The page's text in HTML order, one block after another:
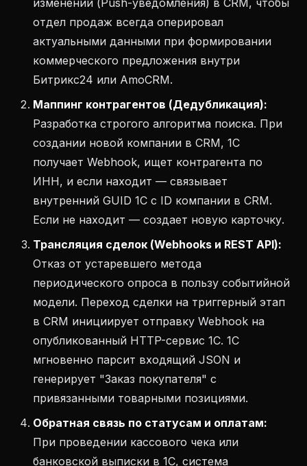
изменений (Push-уведомления) в CRM, чтобы
отдел продаж всегда оперировал
актуальными данными при формировании
коммерческого предложения внутри
Битрикс24 или AmoCRM.
Маппинг контрагентов (Дедубликация):
Разработка строгого алгоритма поиска. При
создании новой компании в CRM, 1С
получает Webhook, ищет контрагента по
ИНН, и если находит — связывает
внутренний GUID 1С с ID компании в CRM.
Если не находит — создает новую карточку.
Трансляция сделок (Webhooks и REST API):
Отказ от устаревшего метода
периодического опроса в пользу событийной
модели. Переход сделки на триггерный этап
в CRM инициирует отправку Webhook на
опубликованный HTTP-сервис 1С. 1С
мгновенно парсит входящий JSON и
генерирует "Заказ покупателя" с
привязанными товарными позициями.
Обратная связь по статусам и оплатам:
При проведении кассового чека или
банковской выписки в 1С, система